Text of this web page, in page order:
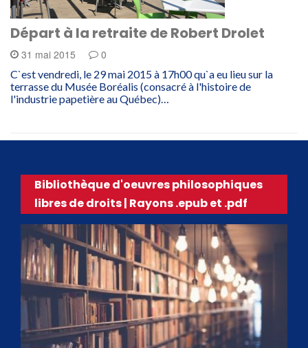
Départ à la retraite de Robert Drolet
31 mai 2015 0
C`est vendredi, le 29 mai 2015 à 17h00 qu`a eu lieu sur la
terrasse du Musée Boréalis (consacré à l'histoire de
l'industrie papetière au Québec)…
Bibliothèque d'oeuvres philosophiques
libres de droits | Rayons .epub et .pdf